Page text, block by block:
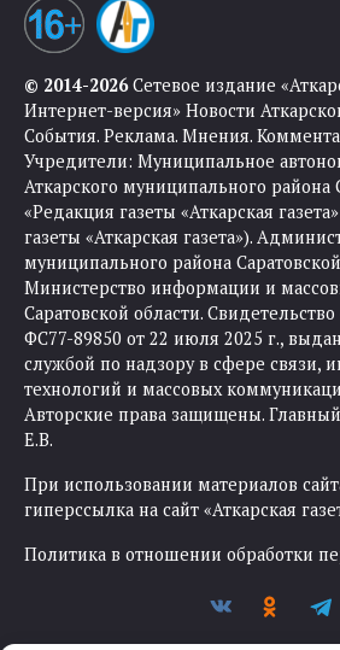
© 2014-2026Сетевое издание
Интернет-версия» Новости
События. Реклама. Мнения.
Учредители: Муниципальное
Аткарского муниципального района
«Редакция газеты «Аткарская
газеты «Аткарская газета»).
муниципального района
Министерство информации и
Саратовской области.
ФС77-89850 от 22 июля 2025 г.,
службой по надзору в сфере связи,
технологий и массовых
Авторские права защищены.
Е.В.
При использовании материалов
гиперссылка на сайт «Аткарская
Политика в отношении обработки